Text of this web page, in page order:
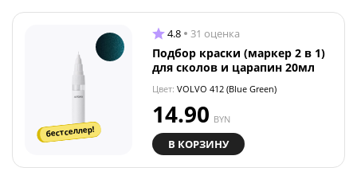
бестселлер!
4.8 31 оценка
Подбор краски (маркер 2 в 1)
для сколов и царапин 20мл
Цвет: VOLVO 412 (Blue Green)
14.90 BYN
В КОРЗИНУ